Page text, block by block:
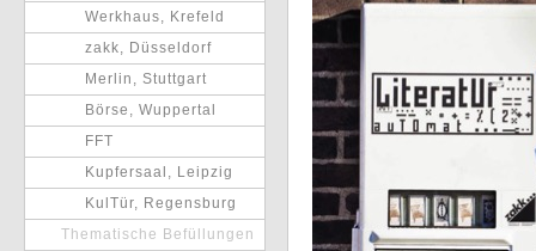
Werkhaus, Krefeld
zakk, Düsseldorf
Merlin, Stuttgart
Börse, Wuppertal
FFT
Kupfersaal, Leipzig
KulTür, Regensburg
Thematische Befüllungen